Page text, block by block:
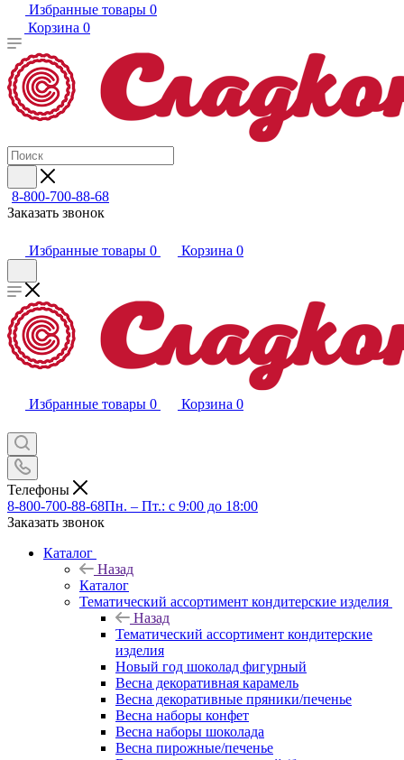
Избранные товары 0
Корзина 0
8-800-700-88-68
Заказать звонок
Избранные товары 0 Корзина 0
Избранные товары 0 Корзина 0
Телефоны
8-800-700-88-68Пн. – Пт.: с 9:00 до 18:00
Заказать звонок
Каталог
Назад
Каталог
Тематический ассортимент кондитерские изделия
Назад
Тематический ассортимент кондитерские
изделия
Новый год шоколад фигурный
Весна декоративная карамель
Весна декоративные пряники/печенье
Весна наборы конфет
Весна наборы шоколада
Весна пирожные/печенье